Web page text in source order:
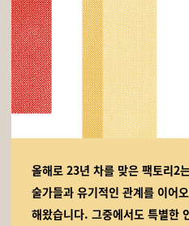
올해로 23년 차를 맞은 팩토리2
술가들과 유기적인 관계를 이어
해왔습니다. 그중에서도 특별한